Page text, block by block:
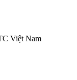
Việt Nam